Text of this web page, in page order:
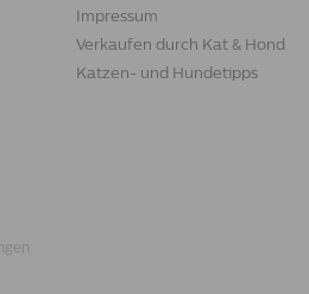
Impressum
Verkaufen durch Kat & Hond
Katzen- und Hundetipps